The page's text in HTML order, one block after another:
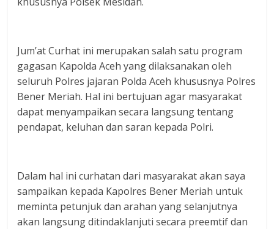
Jum’at Curhat ini merupakan salah satu program
gagasan Kapolda Aceh yang dilaksanakan oleh
seluruh Polres jajaran Polda Aceh khususnya Polres
Bener Meriah. Hal ini bertujuan agar masyarakat
dapat menyampaikan secara langsung tentang
pendapat, keluhan dan saran kepada Polri.
Dalam hal ini curhatan dari masyarakat akan saya
sampaikan kepada Kapolres Bener Meriah untuk
meminta petunjuk dan arahan yang selanjutnya
akan langsung ditindaklanjuti secara preemtif dan